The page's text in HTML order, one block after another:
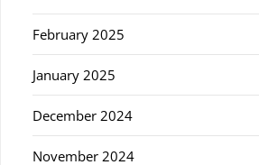
February 2025
January 2025
December 2024
November 2024